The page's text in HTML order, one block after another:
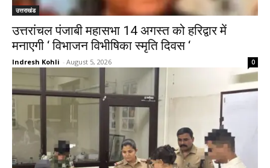
उत्तराखंड
उत्तरांचल पंजाबी महासभा 14 अगस्त को हरिद्वार में
मनाएगी ‘ विभाजन विभीषिका स्मृति दिवस ‘
Indresh Kohli - August 5, 2026 0